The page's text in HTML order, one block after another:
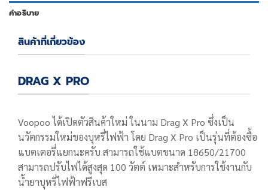
คำอธิบาย
สินค้าที่เกี่ยวข้อง
DRAG X PRO
Voopoo ได้เปิดตัวสินค้าใหม่ ในนาม Drag X Pro ซึ่งเป็น
นวัตกรรมใหม่ของบุหรี่ไฟฟ้า โดย Drag X Pro เป็นรุ่นที่ต้องซื้อ
แบตเตอรี่แยกนะครับ สามารถใช้แบตขนาด 18650/21700
สามารถปรับไฟได้สูงสุด 100 วัตต์ เหมาะสำหรับการใช้งานกับ
น้ำยาบุหรี่ไฟฟ้าฟรีเบส